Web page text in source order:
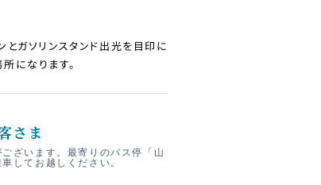
とガソリンスタンド出光を目印に
になります。
さま
ざいます。最寄りのバス停「山
してお越しください。